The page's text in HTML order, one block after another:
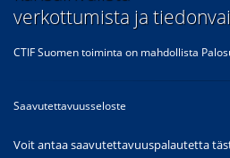
verkottumista ja
CTIF Suomen toiminta on mahdollista
Saavutettavuusseloste
Voit antaa saavutettavuuspalautetta